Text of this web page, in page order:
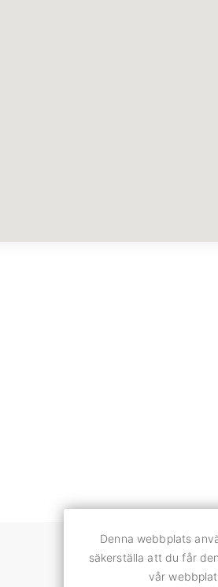
Denna webbplats
säkerställa att du får
vår